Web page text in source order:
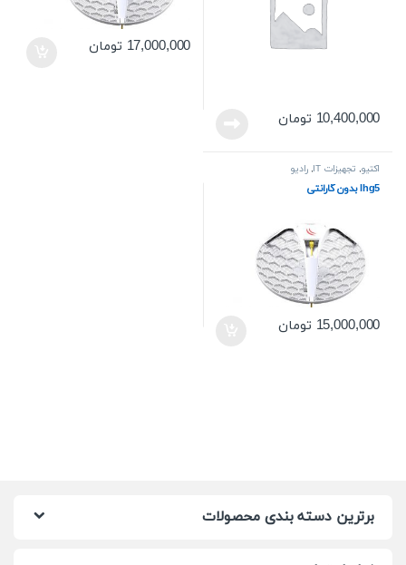
10,400,000 تومان
17,000,000 تومان
اکتیو, تجهیزات IT ,رادیو
lhg5 بدون گارانتی
15,000,000 تومان
برترین دسته بندی محصولات